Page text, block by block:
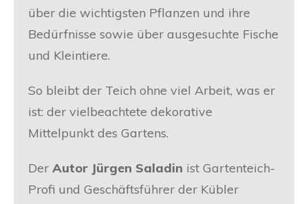
über die wichtigsten Pflanzen und ihre
Bedürfnisse sowie über ausgesuchte Fische
und Kleintiere.
So bleibt der Teich ohne viel Arbeit, was er
ist: der vielbeachtete dekorative
Mittelpunkt des Gartens.
Der Autor Jürgen Saladin ist Gartenteich-
Profi und Geschäftsführer der Kübler